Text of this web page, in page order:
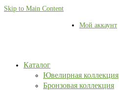
Skip to Main Content
Мой аккаунт
Каталог
Ювелирная коллекция
Бронзовая коллекция